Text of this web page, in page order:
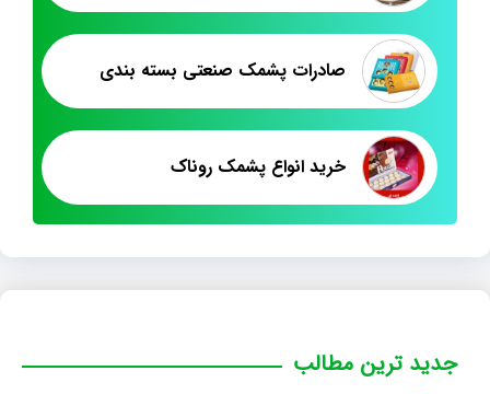
صادرات پشمک صنعتی بسته بندی
خرید انواع پشمک روناک
جدید ترین مطالب